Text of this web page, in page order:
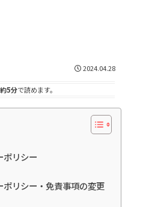
2024.04.28
約5分で読めます。
ポリシー
リシー・免責事項の変更